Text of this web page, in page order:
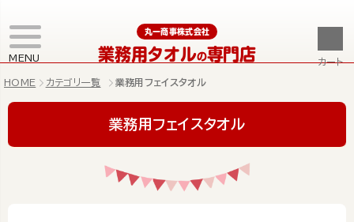
MENU
丸一商事株式会社
業務用タオルの専門店 カート
HOME カテゴリ一覧 業務用フェイスタオル
業務用フェイスタオル